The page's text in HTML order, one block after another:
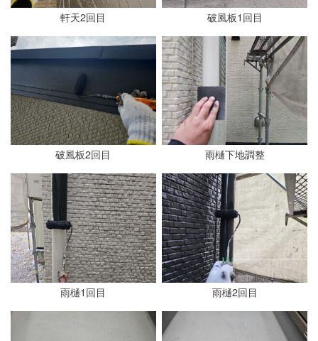
軒天2回目 破風板1回目
破風板2回目 雨樋下地調整
雨樋1回目 雨樋2回目